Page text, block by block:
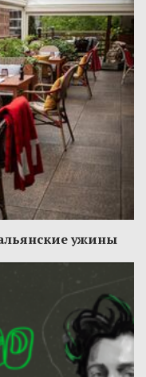
ужины